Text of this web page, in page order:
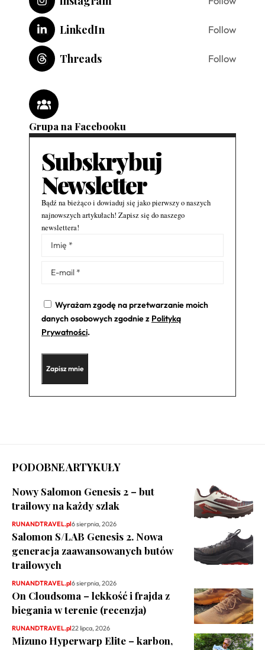
LinkedIn Follow
Threads Follow
Grupa na Facebooku
Subskrybuj
Newsletter
Bądź na bieżąco i dowiaduj się jako pierwszy o naszych
najnowszych artykułach! Zapisz się do naszego
newslettera!
Wyrażam zgodę na przetwarzanie moich
danych osobowych zgodnie z Polityką
Prywatności.
Alternative:
PODOBNE ARTYKUŁY
Nowy Salomon Genesis 2 – but
trailowy na każdy szlak
RUNANDTRAVEL.pl6 sierpnia, 2026
Salomon S/LAB Genesis 2. Nowa
generacja zaawansowanych butów
trailowych
RUNANDTRAVEL.pl6 sierpnia, 2026
On Cloudsoma – lekkość i frajda z
biegania w terenie (recenzja)
RUNANDTRAVEL.pl22 lipca, 2026
Mizuno Hyperwarp Elite – karbon,